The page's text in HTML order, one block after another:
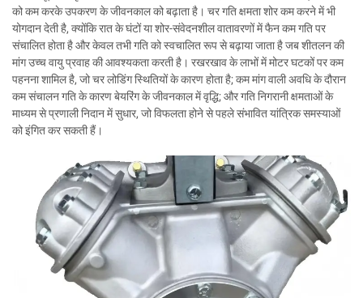
को कम करके उपकरण के जीवनकाल को बढ़ाता है। चर गति क्षमता शोर कम करने में भी
योगदान देती है, क्योंकि रात के घंटों या शोर-संवेदनशील वातावरणों में फैन कम गति पर
संचालित होता है और केवल तभी गति को स्वचालित रूप से बढ़ाया जाता है जब शीतलन की
मांग उच्च वायु प्रवाह की आवश्यकता करती है। रखरखाव के लाभों में मोटर घटकों पर कम
पहनना शामिल है, जो चर लोडिंग स्थितियों के कारण होता है; कम मांग वाली अवधि के दौरान
कम संचालन गति के कारण बेयरिंग के जीवनकाल में वृद्धि; और गति निगरानी क्षमताओं के
माध्यम से प्रणाली निदान में सुधार, जो विफलता होने से पहले संभावित यांत्रिक समस्याओं
को इंगित कर सकती हैं।